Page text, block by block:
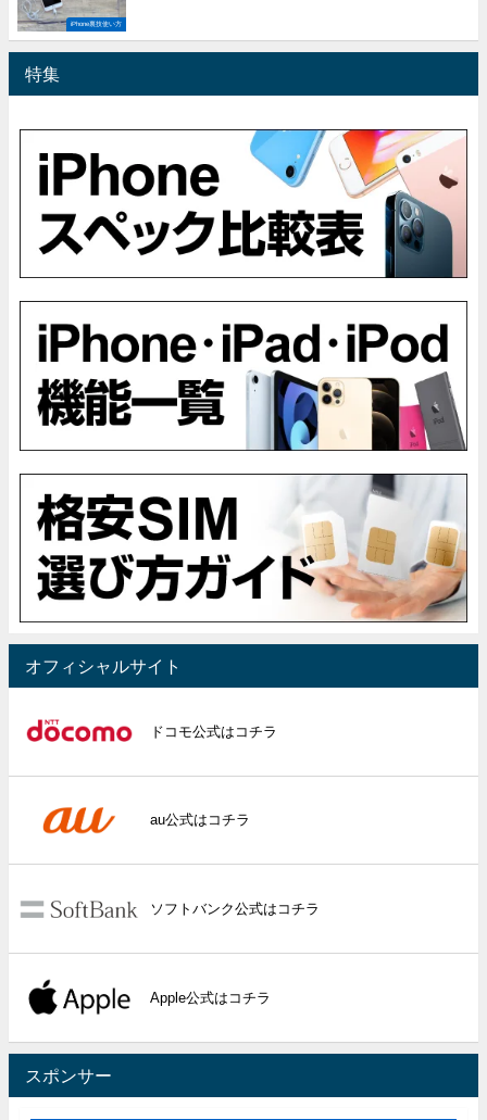
iPhone裏技使い方
特集
オフィシャルサイト
ドコモ公式はコチラ
au公式はコチラ
ソフトバンク公式はコチラ
Apple公式はコチラ
スポンサー